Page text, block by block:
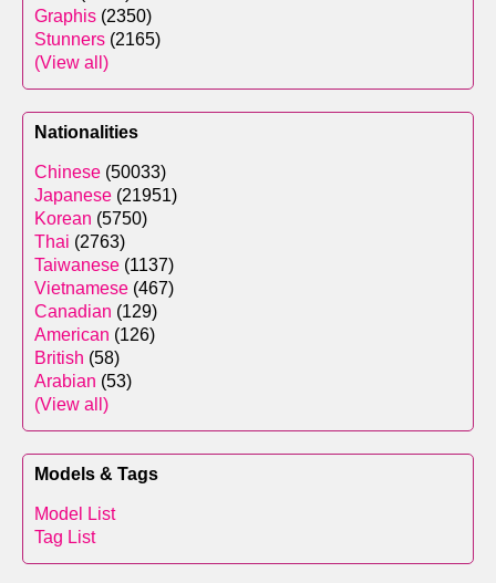
Graphis (2350)
Stunners (2165)
(View all)
Nationalities
Chinese (50033)
Japanese (21951)
Korean (5750)
Thai (2763)
Taiwanese (1137)
Vietnamese (467)
Canadian (129)
American (126)
British (58)
Arabian (53)
(View all)
Models & Tags
Model List
Tag List